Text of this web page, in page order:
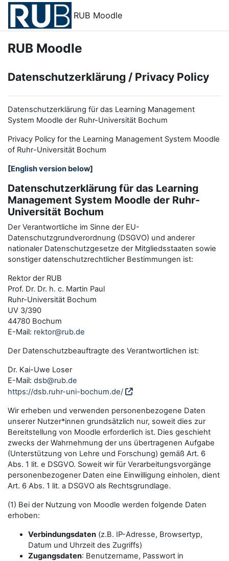
Zum Hauptinhalt
RUB Moodle
RUB Moodle
Datenschutzerklärung / Privacy Policy
Datenschutzerklärung für das Learning Management
System Moodle der Ruhr-Universität Bochum
Privacy Policy for the Learning Management System Moodle
of Ruhr-Universität Bochum
[English version below]
Datenschutzerklärung für das Learning
Management System Moodle der Ruhr-
Universität Bochum
Der Verantwortliche im Sinne der EU-
Datenschutzgrundverordnung (DSGVO) und anderer
nationaler Datenschutzgesetze der Mitgliedsstaaten sowie
sonstiger datenschutzrechtlicher Bestimmungen ist:
Rektor der RUB
Prof. Dr. Dr. h. c. Martin Paul
Ruhr-Universität Bochum
UV 3/390
44780 Bochum
E-Mail: rektor@rub.de
Der Datenschutzbeauftragte des Verantwortlichen ist:
Dr. Kai-Uwe Loser
E-Mail: dsb@rub.de
https://dsb.ruhr-uni-bochum.de/
Wir erheben und verwenden personenbezogene Daten
unserer Nutzer*innen grundsätzlich nur, soweit dies zur
Bereitstellung von Moodle erforderlich ist. Dies geschieht
zwecks der Wahrnehmung der uns übertragenen Aufgabe
(Unterstützung von Lehre und Forschung) gemäß Art. 6
Abs. 1 lit. e DSGVO. Soweit wir für Verarbeitungsvorgänge
personenbezogener Daten eine Einwilligung einholen, dient
Art. 6 Abs. 1 lit. a DSGVO als Rechtsgrundlage.
(1) Bei der Nutzung von Moodle werden folgende Daten
erhoben:
Verbindungsdaten (z.B. IP-Adresse, Browsertyp,
Datum und Uhrzeit des Zugriffs)
Zugangsdaten: Benutzername, Passwort in